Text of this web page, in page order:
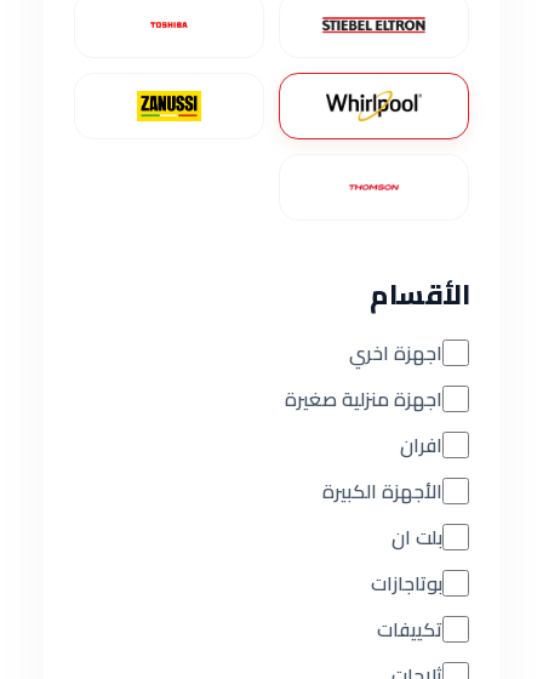
الأقسام
اجهزة اخري
اجهزة منزلية صغيرة
افران
الأجهزة الكبيرة
بلت ان
بوتاجازات
تكييفات